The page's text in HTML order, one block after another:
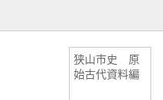
狭山市史 原
始古代資料編